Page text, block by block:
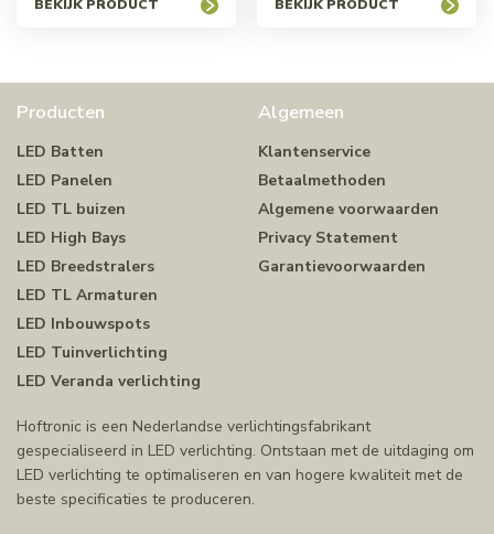
BEKIJK PRODUCT BEKIJK PRODUCT
Producten
LED Batten
LED Panelen
LED TL buizen
LED High Bays
LED Breedstralers
LED TL Armaturen
LED Inbouwspots
LED Tuinverlichting
LED Veranda verlichting
Algemeen
Klantenservice
Betaalmethoden
Algemene voorwaarden
Privacy Statement
Garantievoorwaarden
Hoftronic is een Nederlandse verlichtingsfabrikant
gespecialiseerd in LED verlichting. Ontstaan met de uitdaging om
LED verlichting te optimaliseren en van hogere kwaliteit met de
beste specificaties te produceren.